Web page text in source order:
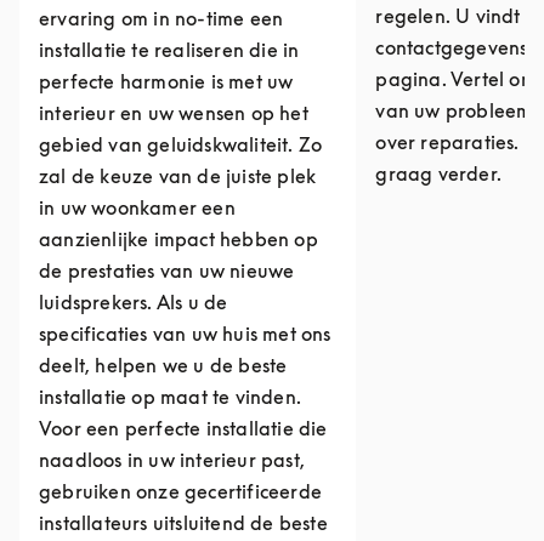
ervaring om in no-time een
installatie te realiseren die in
perfecte harmonie is met uw
interieur en uw wensen op het
gebied van geluidskwaliteit. Zo
zal de keuze van de juiste plek
in uw woonkamer een
aanzienlijke impact hebben op
de prestaties van uw nieuwe
luidsprekers. Als u de
specificaties van uw huis met ons
deelt, helpen we u de beste
installatie op maat te vinden.
Voor een perfecte installatie die
naadloos in uw interieur past,
gebruiken onze gecertificeerde
installateurs uitsluitend de beste
regelen. U vindt
contactgegevens
pagina. Vertel
van uw probleem
over reparaties.
graag verder.